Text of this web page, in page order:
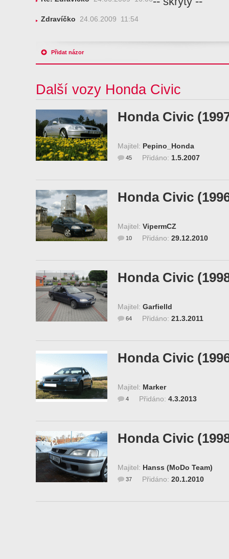
Zdravíčko 24.06.2009 11:54
Přidat názor
Další vozy Honda Civic
Honda Civic
Majitel: Pepino_Honda
Přidáno: 1.5.2007
45
Honda Civic
Majitel: VipermCZ
Přidáno: 29.12.2010
10
Honda Civic
Majitel: Garfielld
Přidáno: 21.3.2011
64
Honda Civic
Majitel: Marker
Přidáno: 4.3.2013
4
Honda Civic
Majitel: Hanss (MoDo Team)
Přidáno: 20.1.2010
37